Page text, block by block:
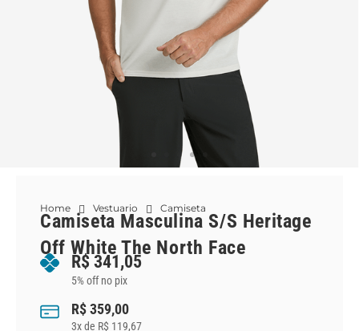
Home Vestuario Camiseta
Camiseta Masculina S/S Heritage
Off White The North Face
R$ 341,05
5% off no pix
R$359,00
3x de R$ 119,67